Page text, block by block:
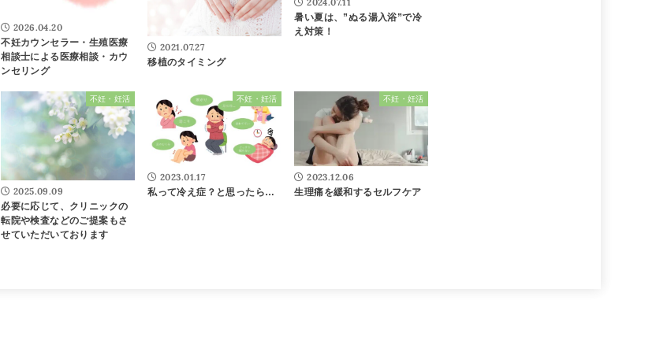
2026.04.20
不妊カウンセラー・生殖医療
相談士による医療相談・カウ
ンセリング
2021.07.27
移植のタイミング
暑い夏は、”ぬる湯入浴”で冷
え対策！
不妊・妊活
2025.09.09
必要に応じて、クリニックの
転院や検査などのご提案もさ
せていただいております
不妊・妊活
2023.01.17
私って冷え症？と思ったら…
不妊・妊活
2023.12.06
生理痛を緩和するセルフケア